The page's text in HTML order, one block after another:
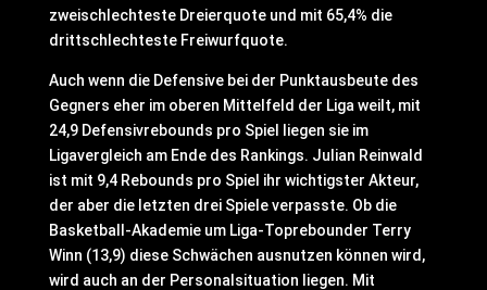
zweischlechteste Dreierquote und mit 65,4% die
drittschlechteste Freiwurfquote.
Auch wenn die Defensive bei der Punktausbeute des
Gegners eher im oberen Mittelfeld der Liga weilt, mit
24,9 Defensivrebounds pro Spiel liegen sie im
Ligavergleich am Ende des Rankings. Julian Reinwald
ist mit 9,4 Rebounds pro Spiel ihr wichtigster Akteur,
der aber die letzten drei Spiele verpasste. Ob die
Basketball-Akademie um Liga-Toprebounder Terry
Winn (13,9) diese Schwächen ausnutzen können wird,
wird auch an der Personalsituation liegen. Mit